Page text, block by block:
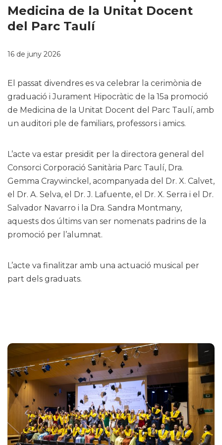
Medicina de la Unitat Docent
del Parc Taulí
16 de juny 2026
El passat divendres es va celebrar la cerimònia de
graduació i Jurament Hipocràtic de la 15a promoció
de Medicina de la Unitat Docent del Parc Taulí, amb
un auditori ple de familiars, professors i amics.
L’acte va estar presidit per la directora general del
Consorci Corporació Sanitària Parc Taulí, Dra.
Gemma Craywinckel, acompanyada del Dr. X. Calvet,
el Dr. A. Selva, el Dr. J. Lafuente, el Dr. X. Serra i el Dr.
Salvador Navarro i la Dra. Sandra Montmany,
aquests dos últims van ser nomenats padrins de la
promoció per l’alumnat.
L’acte va finalitzar amb una actuació musical per
part dels graduats.